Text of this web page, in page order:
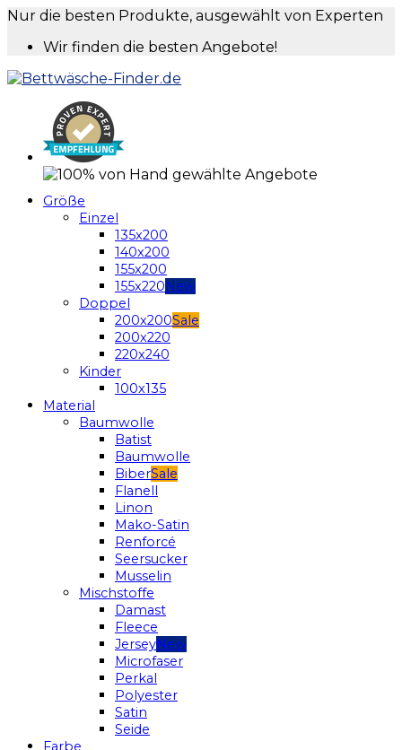
Nur die besten Produkte, ausgewählt von Experten
Wir finden die besten Angebote!
Größe
Einzel
135x200
140x200
155x200
155x220
Doppel
200x200
200x220
220x240
Kinder
100x135
Material
Baumwolle
Batist
Baumwolle
Biber
Flanell
Linon
Mako-Satin
Renforcé
Seersucker
Musselin
Mischstoffe
Damast
Fleece
Jersey
Microfaser
Perkal
Polyester
Satin
Seide
Farbe